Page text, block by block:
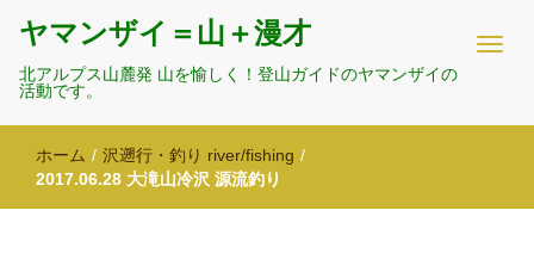
ヤマンザイ＝山＋漫才
北アルプス山麓発 山を愉しく！登山ガイドのヤマンザイの
活動です。
ホーム / 沢遡行・釣り river/fishing /
2017.06.28 大滝山冷沢 源流釣り